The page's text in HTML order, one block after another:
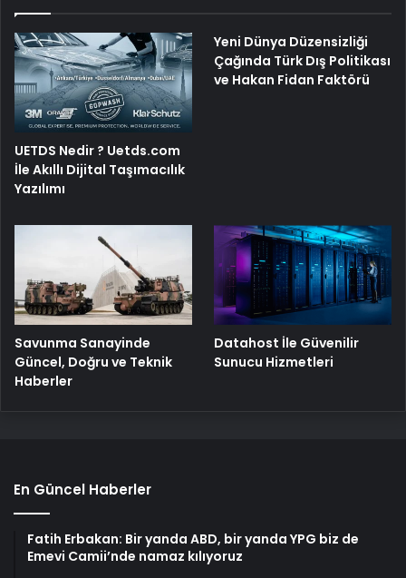
UETDS Nedir ? Uetds.com
İle Akıllı Dijital Taşımacılık
Yazılımı
Yeni Dünya Düzensizliği
Çağında Türk Dış Politikası
ve Hakan Fidan Faktörü
Savunma Sanayinde
Güncel, Doğru ve Teknik
Haberler
Datahost İle Güvenilir
Sunucu Hizmetleri
En Güncel Haberler
Fatih Erbakan: Bir yanda ABD, bir yanda YPG biz de
Emevi Camii’nde namaz kılıyoruz